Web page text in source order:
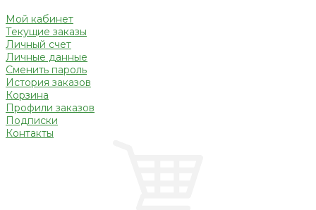
Мой кабинет
Текущие заказы
Личный счет
Личные данные
Сменить пароль
История заказов
Корзина
Профили заказов
Подписки
Контакты